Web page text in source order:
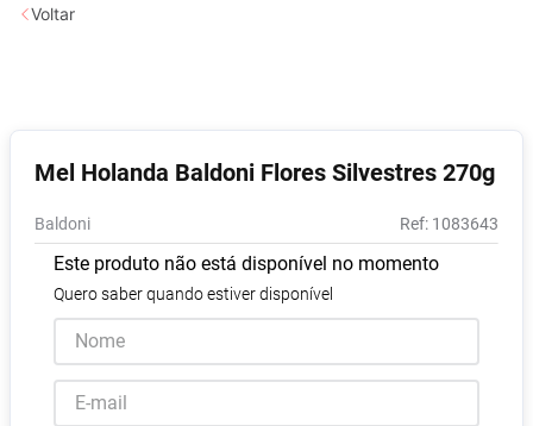
Mel Holanda Baldoni Flores Silvestres 270g
Baldoni : 1083643
Este produto não está disponível no momento
Quero saber quando estiver disponível
Voltar
2
6 º Shampoo
7º
8 Absorvente
9º Lavitan
10 º